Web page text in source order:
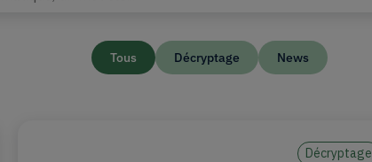
Tous Décryptage News
Décryptage